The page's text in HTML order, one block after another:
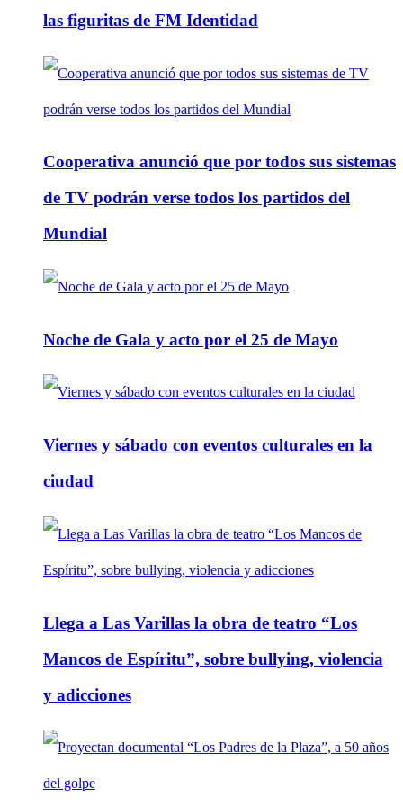
las figuritas de FM Identidad
Cooperativa anunció que por todos sus sistemas
de TV podrán verse todos los partidos del
Mundial
Noche de Gala y acto por el 25 de Mayo
Viernes y sábado con eventos culturales en la
ciudad
Llega a Las Varillas la obra de teatro “Los
Mancos de Espíritu”, sobre bullying, violencia
y adicciones